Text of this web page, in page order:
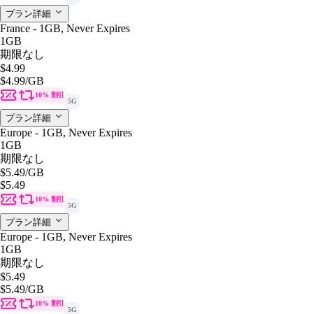
プラン詳細
France - 1GB, Never Expires
1GB
期限なし
$4.99
$4.99/GB
10% 割引
5G
プラン詳細
Europe - 1GB, Never Expires
1GB
期限なし
$5.49/GB
$5.49
10% 割引
5G
プラン詳細
Europe - 1GB, Never Expires
1GB
期限なし
$5.49
$5.49/GB
10% 割引
5G